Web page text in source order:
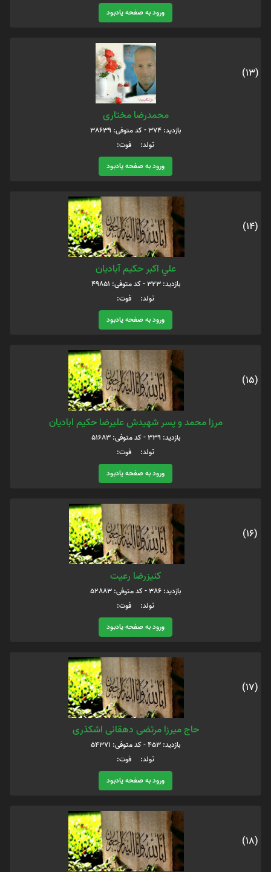
ورود به صفحه یادبود
(13)
محمدرضا مختاری
بازدید: 374 - کد متوفی: 38639
تولد: فوت:
ورود به صفحه یادبود
(14)
علي اكبر حكيم آباديان
بازدید: 323 - کد متوفی: 49851
تولد: فوت:
ورود به صفحه یادبود
(15)
مرزا محمد و پسر شهیدش علیرضا حکیم ابادیان
بازدید: 339 - کد متوفی: 51683
تولد: فوت:
ورود به صفحه یادبود
(16)
کنیزرضا رعیت
بازدید: 386 - کد متوفی: 52883
تولد: فوت:
ورود به صفحه یادبود
(17)
حاج میرزا مرتضی دهقانی اشکذری
بازدید: 453 - کد متوفی: 54371
تولد: فوت:
ورود به صفحه یادبود
(18)